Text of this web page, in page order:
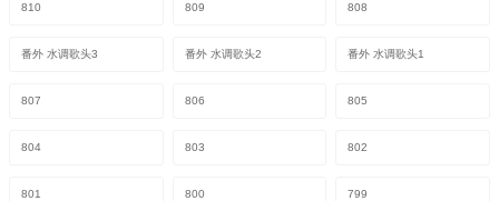
810 809 808
番外 水调歌头3 番外 水调歌头2 番外 水调歌头1
807 806 805
804 803 802
801 800 799